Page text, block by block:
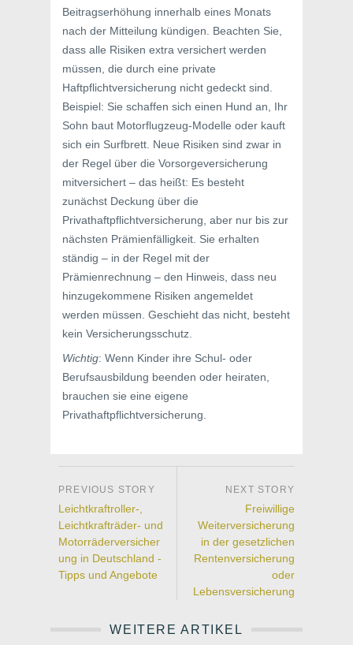
Beitragserhöhung innerhalb eines Monats
nach der Mitteilung kündigen. Beachten Sie,
dass alle Risiken extra versichert werden
müssen, die durch eine private
Haftpflichtversicherung nicht gedeckt sind.
Beispiel: Sie schaffen sich einen Hund an, Ihr
Sohn baut Motorflugzeug-Modelle oder kauft
sich ein Surfbrett. Neue Risiken sind zwar in
der Regel über die Vorsorgeversicherung
mitversichert – das heißt: Es besteht
zunächst Deckung über die
Privathaftpflichtversicherung, aber nur bis zur
nächsten Prämienfälligkeit. Sie erhalten
ständig – in der Regel mit der
Prämienrechnung – den Hinweis, dass neu
hinzugekommene Risiken angemeldet
werden müssen. Geschieht das nicht, besteht
kein Versicherungsschutz.
Wichtig: Wenn Kinder ihre Schul- oder
Berufsausbildung beenden oder heiraten,
brauchen sie eine eigene
Privathaftpflichtversicherung.
Leichtkraftroller-,
Leichtkrafträder- und
Motorräderversicher
ung in Deutschland -
Tipps und Angebote
Freiwillige
Weiterversicherung
in der gesetzlichen
Rentenversicherung
oder
Lebensversicherung
WEITERE ARTIKEL